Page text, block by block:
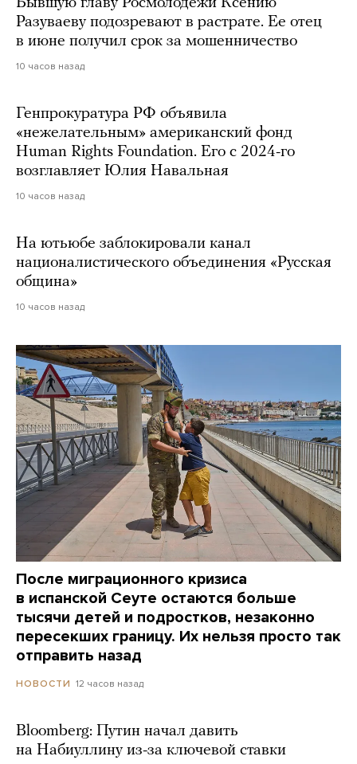
Разуваеву подозревают в растрате. Ее отец
в июне получил срок за мошенничество
10 часов назад
Генпрокуратура РФ объявила
«нежелательным» американский фонд
Human Rights Foundation. Его с 2024-го
возглавляет Юлия Навальная
10 часов назад
На ютьюбе заблокировали канал
националистического объединения «Русская
община»
10 часов назад
После миграционного кризиса
в испанской Сеуте остаются больше
тысячи детей и подростков, незаконно
пересекших границу. Их нельзя просто так
отправить назад
НОВОСТИ 12 часов назад
Bloomberg: Путин начал давить
на Набиуллину из-за ключевой ставки